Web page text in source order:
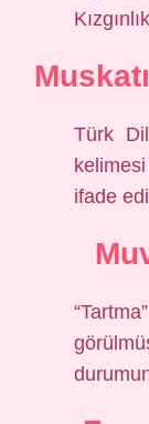
Türk
ifade